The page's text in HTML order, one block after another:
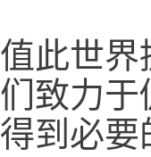
值此世
们致力
得到必